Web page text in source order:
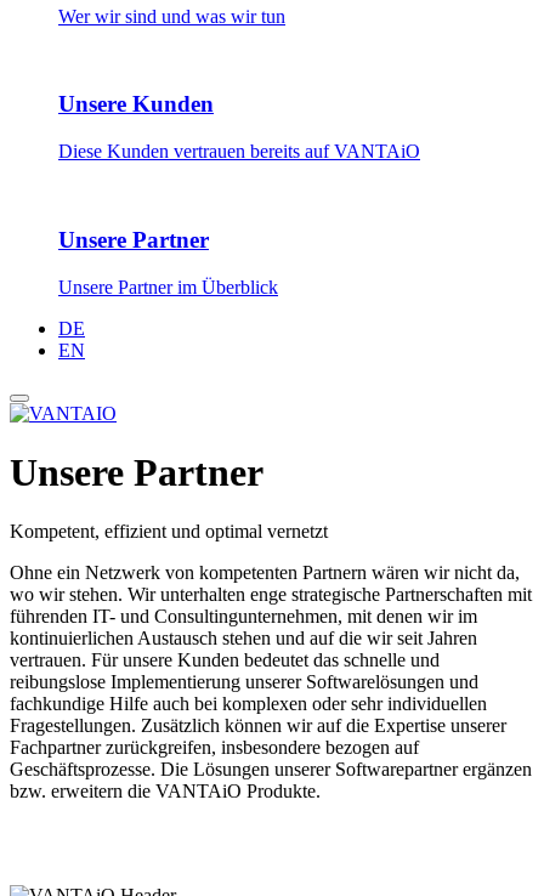
Wer wir sind und was wir tun
Unsere Kunden
Diese Kunden vertrauen bereits auf VANTAiO
Unsere Partner
Unsere Partner im Überblick
DE
EN
Unsere Partner
Kompetent, effizient und optimal vernetzt
Ohne ein Netzwerk von kompetenten Partnern wären wir nicht da,
wo wir stehen. Wir unterhalten enge strategische Partnerschaften mit
führenden IT- und Consultingunternehmen, mit denen wir im
kontinuierlichen Austausch stehen und auf die wir seit Jahren
vertrauen. Für unsere Kunden bedeutet das schnelle und
reibungslose Implementierung unserer Softwarelösungen und
fachkundige Hilfe auch bei komplexen oder sehr individuellen
Fragestellungen. Zusätzlich können wir auf die Expertise unserer
Fachpartner zurückgreifen, insbesondere bezogen auf
Geschäftsprozesse. Die Lösungen unserer Softwarepartner ergänzen
bzw. erweitern die VANTAiO Produkte.